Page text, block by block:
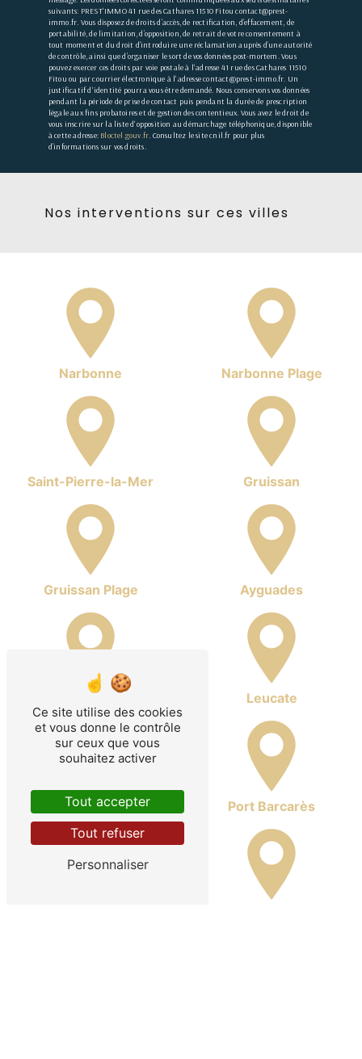
suivants: PREST'IMMO 41 rue des Cathares 11510 Fitou contact@prest-
immo.fr. Vous disposez de droits d’accès, de rectification, d’effacement, de
portabilité, de limitation, d’opposition, de retrait de votre consentement à
tout moment et du droit d’introduire une réclamation auprès d’une autorité
de contrôle, ainsi que d’organiser le sort de vos données post-mortem. Vous
pouvez exercer ces droits par voie postale à l'adresse 41 rue des Cathares 11510
Fitou ou par courrier électronique à l'adresse contact@prest-immo.fr. Un
justificatif d'identité pourra vous être demandé. Nous conservons vos données
pendant la période de prise de contact puis pendant la durée de prescription
légale aux fins probatoires et de gestion des contentieux. Vous avez le droit de
vous inscrire sur la liste d'opposition au démarchage téléphonique, disponible
à cette adresse: Bloctel.gouv.fr. Consultez le site cnil.fr pour plus
d’informations sur vos droits.
Nos interventions sur ces villes
Narbonne Narbonne Plage
Saint-Pierre-la-Mer Gruissan
Gruissan Plage Ayguades
La Franqui Leucate
Port Leucate Port Barcarès
Ce site utilise des cookies
et vous donne le contrôle
sur ceux que vous
souhaitez activer
Tout accepter
Tout refuser
Personnaliser